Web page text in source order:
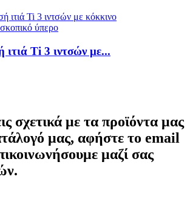
ιτιά Ti 3 ιντσών με...
σχετικά με τα προϊόντα μας
μας, αφήστε το email
μαζί σας